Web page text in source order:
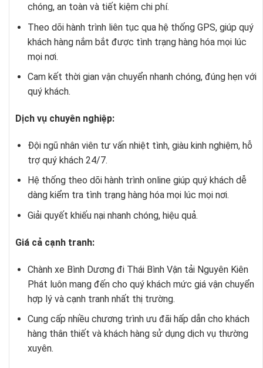
chóng, an toàn và tiết kiệm chi phí.
Theo dõi hành trình liên tục qua hệ thống GPS, giúp quý
khách hàng nắm bắt được tình trạng hàng hóa mọi lúc
mọi nơi.
Cam kết thời gian vận chuyển nhanh chóng, đúng hẹn với
quý khách.
Dịch vụ chuyên nghiệp:
Đội ngũ nhân viên tư vấn nhiệt tình, giàu kinh nghiệm, hỗ
trợ quý khách 24/7.
Hệ thống theo dõi hành trình online giúp quý khách dễ
dàng kiểm tra tình trạng hàng hóa mọi lúc mọi nơi.
Giải quyết khiếu nại nhanh chóng, hiệu quả.
Giá cả cạnh tranh:
Chành xe Bình Dương đi Thái Bình Vận tải Nguyên Kiên
Phát luôn mang đến cho quý khách mức giá vận chuyển
hợp lý và cạnh tranh nhất thị trường.
Cung cấp nhiều chương trình ưu đãi hấp dẫn cho khách
hàng thân thiết và khách hàng sử dụng dịch vụ thường
xuyên.